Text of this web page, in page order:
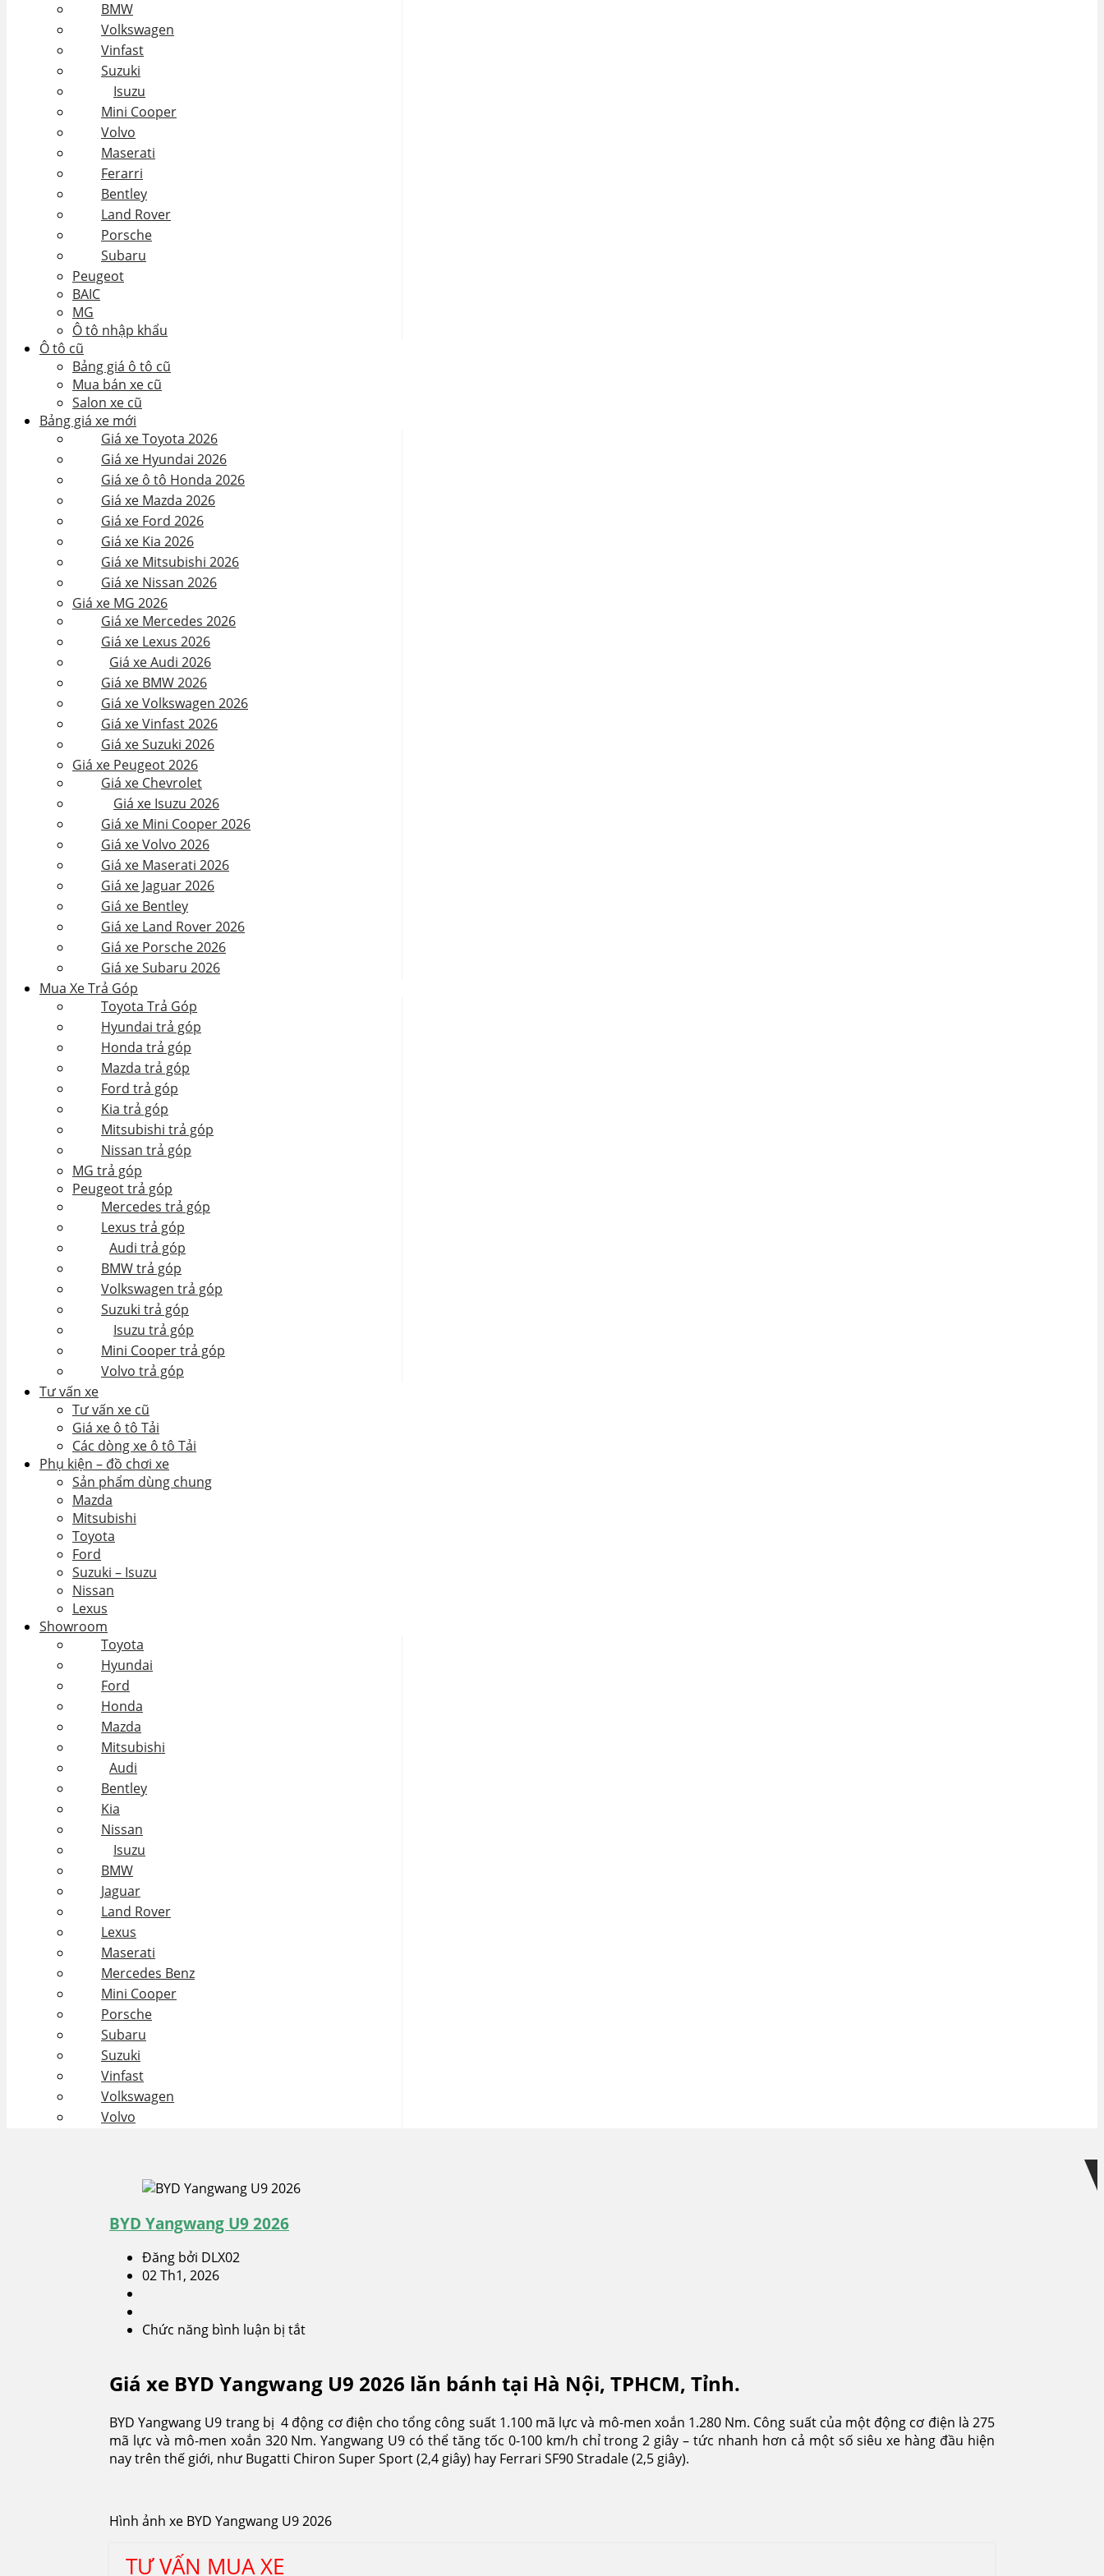
BMW
Volkswagen
Vinfast
Suzuki
Isuzu
Mini Cooper
Volvo
Maserati
Ferarri
Bentley
Land Rover
Porsche
Subaru
Peugeot
BAIC
MG
Ô tô nhập khẩu
Ô tô cũ
Bảng giá ô tô cũ
Mua bán xe cũ
Salon xe cũ
Bảng giá xe mới
Giá xe Toyota 2026
Giá xe Hyundai 2026
Giá xe ô tô Honda 2026
Giá xe Mazda 2026
Giá xe Ford 2026
Giá xe Kia 2026
Giá xe Mitsubishi 2026
Giá xe Nissan 2026
Giá xe MG 2026
Giá xe Mercedes 2026
Giá xe Lexus 2026
Giá xe Audi 2026
Giá xe BMW 2026
Giá xe Volkswagen 2026
Giá xe Vinfast 2026
Giá xe Suzuki 2026
Giá xe Peugeot 2026
Giá xe Chevrolet
Giá xe Isuzu 2026
Giá xe Mini Cooper 2026
Giá xe Volvo 2026
Giá xe Maserati 2026
Giá xe Jaguar 2026
Giá xe Bentley
Giá xe Land Rover 2026
Giá xe Porsche 2026
Giá xe Subaru 2026
Mua Xe Trả Góp
Toyota Trả Góp
Hyundai trả góp
Honda trả góp
Mazda trả góp
Ford trả góp
Kia trả góp
Mitsubishi trả góp
Nissan trả góp
MG trả góp
Peugeot trả góp
Mercedes trả góp
Lexus trả góp
Audi trả góp
BMW trả góp
Volkswagen trả góp
Suzuki trả góp
Isuzu trả góp
Mini Cooper trả góp
Volvo trả góp
Tư vấn xe
Tư vấn xe cũ
Giá xe ô tô Tải
Các dòng xe ô tô Tải
Phụ kiện – đồ chơi xe
Sản phẩm dùng chung
Mazda
Mitsubishi
Toyota
Ford
Suzuki – Isuzu
Nissan
Lexus
Showroom
Toyota
Hyundai
Ford
Honda
Mazda
Mitsubishi
Audi
Bentley
Kia
Nissan
Isuzu
BMW
Jaguar
Land Rover
Lexus
Maserati
Mercedes Benz
Mini Cooper
Porsche
Subaru
Suzuki
Vinfast
Volkswagen
Volvo
BYD Yangwang U9 2026
Đăng bởi DLX02
02 Th1, 2026
Chức năng bình luận bị tắt
U9
2026
Giá xe BYD Yangwang U9 2026 lăn bánh tại Hà Nội, TPHCM, Tỉnh.
BYD Yangwang U9 trang bị 4 động cơ điện cho tổng công suất 1.100 mã lực và mô-men xoắn 1.280 Nm. Công suất của một động cơ điện là 275
mã lực và mô-men xoắn 320 Nm. Yangwang U9 có thể tăng tốc 0-100 km/h chỉ trong 2 giây – tức nhanh hơn cả một số siêu xe hàng đầu hiện
nay trên thế giới, như Bugatti Chiron Super Sport (2,4 giây) hay Ferrari SF90 Stradale (2,5 giây).
Hình ảnh xe BYD Yangwang U9 2026
TƯ VẤN MUA XE